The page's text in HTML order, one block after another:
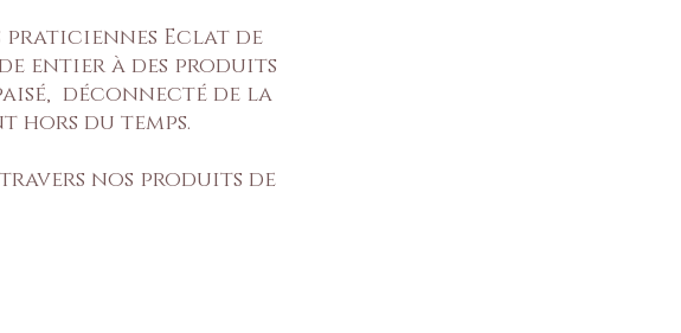
praticiennes Eclat de
entier à des produits
déconnecté de la
hors du temps.
nos produits de